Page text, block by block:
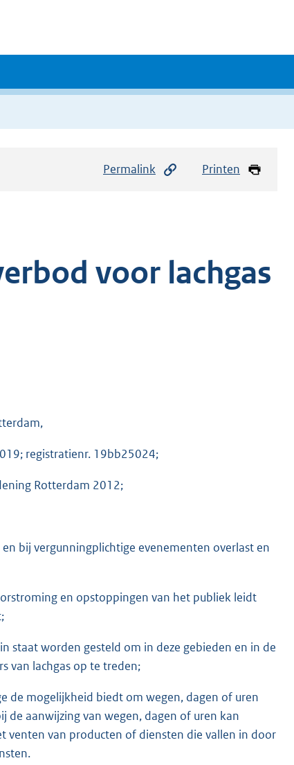
Permalink Printen
voor lachgas
registratienr. 19bb25024;
Rotterdam 2012;
bij vergunningplichtige evenementen overlast en
en opstoppingen van het publiek leidt
staat worden gesteld om in deze gebieden en in de
van lachgas op te treden;
de mogelijkheid biedt om wegen, dagen of uren
de aanwijzing van wegen, dagen of uren kan
van producten of diensten die vallen in door